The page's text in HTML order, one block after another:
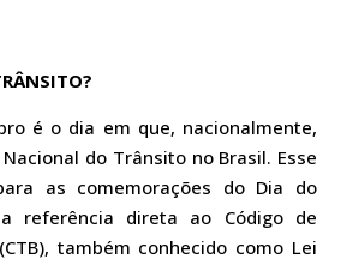
é o dia em que, nacionalmente,
do Trânsito no Brasil. Esse
as comemorações do Dia do
referência direta ao Código de
também conhecido como Lei